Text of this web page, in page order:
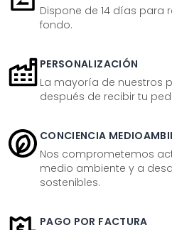
Dispone de 14 días para
fondo.
PERSONALIZACIÓN
La mayoría de nuestros
después de recibir tu
CONCIENCIA
Nos comprometemos
medio ambiente y a
sostenibles.
PAGO POR FACTURA